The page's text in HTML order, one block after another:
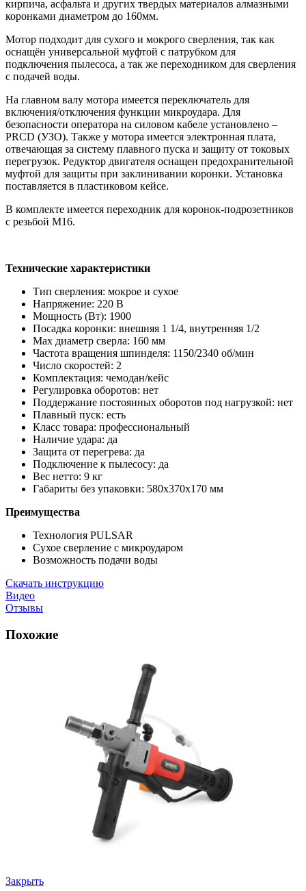
кирпича, асфальта и других твердых материалов алмазными
коронками диаметром до 160мм.
Мотор подходит для сухого и мокрого сверления, так как
оснащён универсальной муфтой с патрубком для
подключения пылесоса, а так же переходником для сверления
с подачей воды.
На главном валу мотора имеется переключатель для
включения/отключения функции микроудара. Для
безопасности оператора на силовом кабеле установлено –
PRCD (УЗО). Также у мотора имеется электронная плата,
отвечающая за систему плавного пуска и защиту от токовых
перегрузок. Редуктор двигателя оснащен предохранительной
муфтой для защиты при заклинивании коронки. Установка
поставляется в пластиковом кейсе.
В комплекте имеется переходник для коронок-подрозетников
с резьбой М16.
Технические характеристики
Тип сверления: мокрое и сухое
Напряжение: 220 В
Мощность (Вт): 1900
Посадка коронки: внешняя 1 1/4, внутренняя 1/2
Max диаметр сверла: 160 мм
Частота вращения шпинделя: 1150/2340 об/мин
Число скоростей: 2
Комплектация: чемодан/кейс
Регулировка оборотов: нет
Поддержание постоянных оборотов под нагрузкой: нет
Плавный пуск: есть
Класс товара: профессиональный
Наличие удара: да
Защита от перегрева: да
Подключение к пылесосу: да
Вес нетто: 9 кг
Габариты без упаковки: 580x370x170 мм
Преимущества
Технология PULSAR
Сухое сверление с микроударом
Возможность подачи воды
Скачать инструкцию
Видео
Отзывы
Похожие
Закрыть